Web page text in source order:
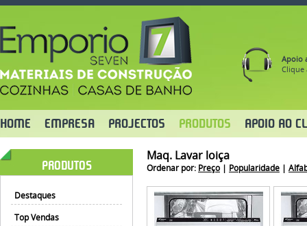
Apoio
Clique
HOME EMPRESA PROJECTOS PRODUTOS APOIO AO
PRODUTOS
Destaques
Top Vendas
Maq. Lavar loiça
Ordenar por: Preço | Popularidade |